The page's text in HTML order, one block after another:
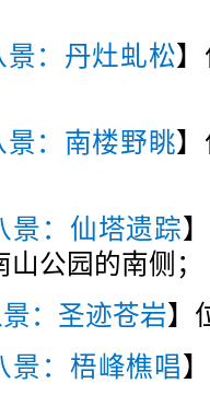
景：丹灶虬松
景：南楼野眺
景：仙塔遗踪
公园的南侧；
：圣迹苍岩】
景：梧峰樵唱